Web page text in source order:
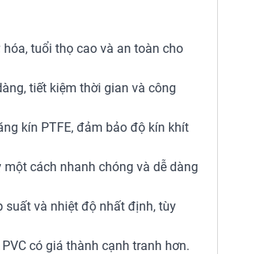
tuổi thọ cao và an toàn cho
tiết kiệm thời gian và công
kín PTFE, đảm bảo độ kín khít
cách nhanh chóng và dễ dàng
suất và nhiệt độ nhất định, tùy
có giá thành cạnh tranh hơn.